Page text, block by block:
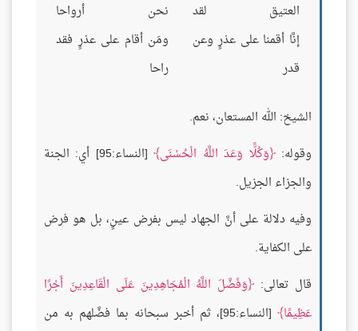
العتيق لقد
نحن أرواحا
إنَّا أقمنا على عذرٍ وعن
قدر
ومَن أقام على عذرٍ فقد
راحا
الشيخ: الله المستعان، نعم.
وقوله: وَكُلًّا وَعَدَ اللَّهُ الْحُسْنَى
[النساء:95] أي: الجنة
والجزاء الجزيل.
وفيه دلالة على أنَّ الجهاد ليس بفرض عينٍ، بل هو فرض
على الكفاية.
قال تعالى:
وَفَضَّلَ اللَّهُ الْمُجَاهِدِينَ عَلَى الْقَاعِدِينَ أَجْرًا
عَظِيمًا
[النساء:95]، ثم أخبر سبحانه بما فضَّلهم به من